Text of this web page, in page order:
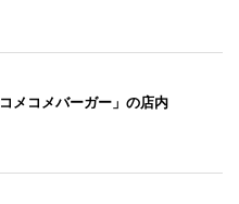
メコメバーガー」の店内